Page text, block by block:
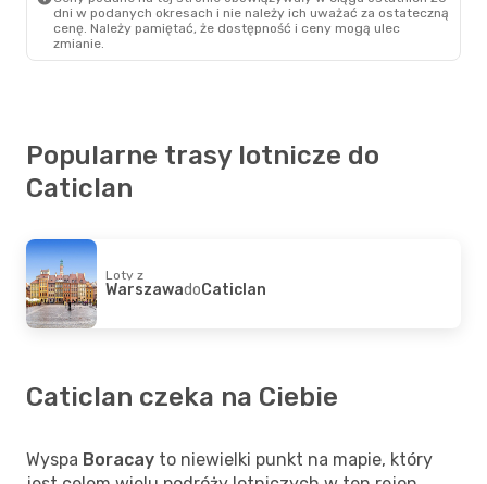
Caticlan- Manila
dni w podanych okresach i nie należy ich uważać za ostateczną
cenę. Należy pamiętać, że dostępność i ceny mogą ulec
zmianie.
Popularne trasy lotnicze do
Caticlan
Loty z
WarszawadoCaticlan
Caticlan czeka na Ciebie
Wyspa Boracay to niewielki punkt na mapie, który